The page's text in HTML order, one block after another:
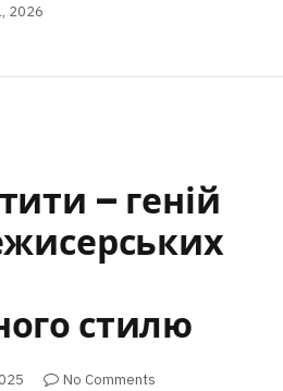
2026
– геній
стилю
No Comments